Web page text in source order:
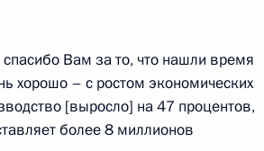
Вам за то, что нашли время
хорошо – с ростом экономических
[выросло] на 47 процентов,
более 8 миллионов